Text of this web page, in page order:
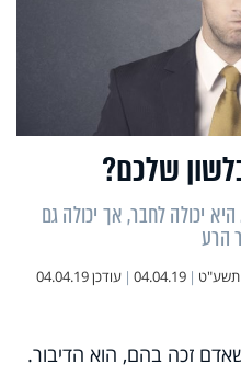
שלכם?
יכולה לחבר, אך יכולה גם
הרע
|
04.04.19
| עודכן04.04.19
זכה בהם, הוא הדיבור.